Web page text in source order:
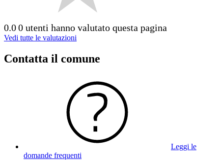
0.00 utenti hanno valutato questa pagina
Vedi tutte le valutazioni
Contatta il comune
Leggi le
domande frequenti